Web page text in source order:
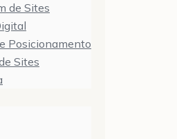
de Sites
Posicionamento
Sites